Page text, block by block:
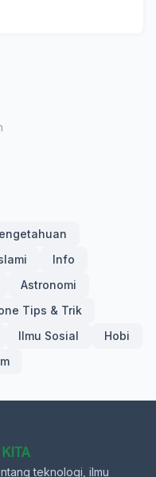
Info
Astronomi
Tips & Trik
Ilmu Sosial
Hobi
teknologi, ilmu